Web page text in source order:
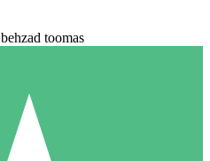
behzad toomas